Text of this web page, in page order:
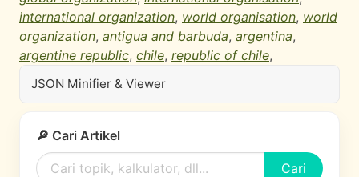
international organization, world organisation, world
organization, antigua and barbuda, argentina,
argentine republic, chile, republic of chile,
JSON Minifier & Viewer
🔎 Cari Artikel
Cari